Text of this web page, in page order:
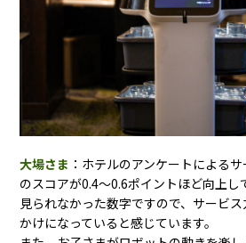
大場さま ：ホテルのアンケートによる
のスコアが0.4〜0.6ポイントほど向上し
見られなかった数字ですので、サービ
かけになっていると感じています。